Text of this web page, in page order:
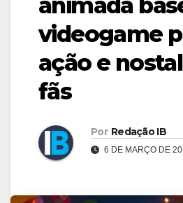
videogame
ação e
fãs
Por Redação IB
6 DE MARÇO DE